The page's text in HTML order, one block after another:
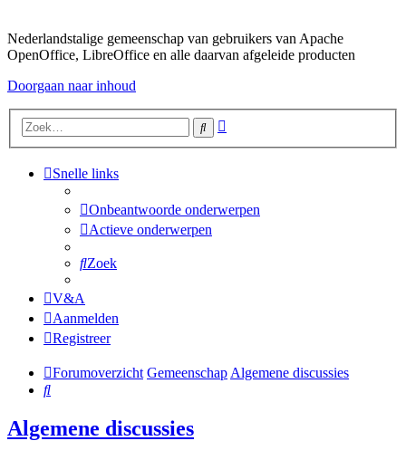
Nederlandstalige gemeenschap van gebruikers van Apache
OpenOffice, LibreOffice en alle daarvan afgeleide producten
Doorgaan naar inhoud
Zoek
Snelle links
Onbeantwoorde onderwerpen
Actieve onderwerpen
Zoek
V&A
Aanmelden
Registreer
Forumoverzicht Gemeenschap Algemene discussies
Zoek
Algemene discussies